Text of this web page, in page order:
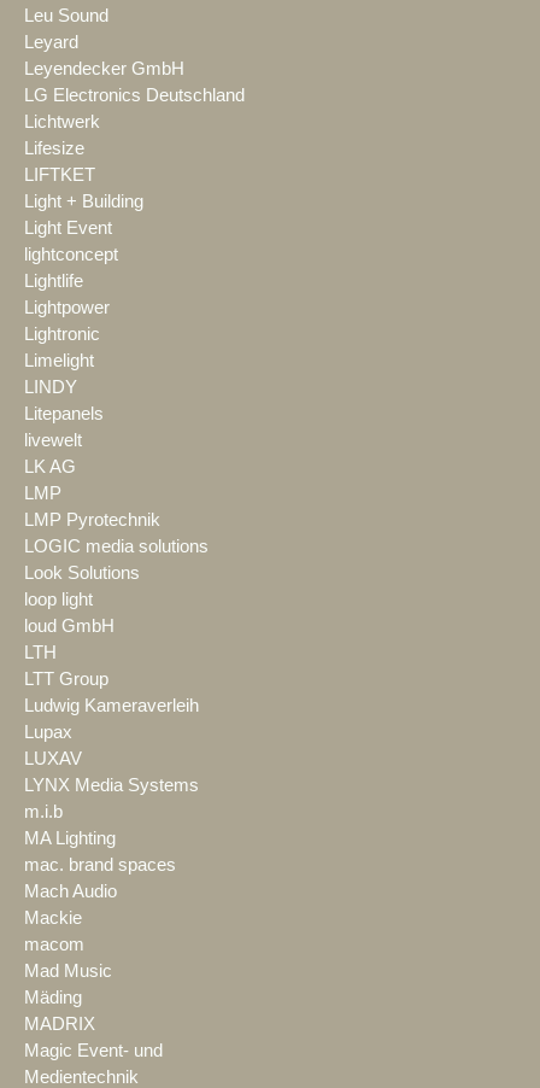
Leu Sound
Leyard
Leyendecker GmbH
LG Electronics Deutschland
Lichtwerk
Lifesize
LIFTKET
Light + Building
Light Event
lightconcept
Lightlife
Lightpower
Lightronic
Limelight
LINDY
Litepanels
livewelt
LK AG
LMP
LMP Pyrotechnik
LOGIC media solutions
Look Solutions
loop light
loud GmbH
LTH
LTT Group
Ludwig Kameraverleih
Lupax
LUXAV
LYNX Media Systems
m.i.b
MA Lighting
mac. brand spaces
Mach Audio
Mackie
macom
Mad Music
Mäding
MADRIX
Magic Event- und
Medientechnik